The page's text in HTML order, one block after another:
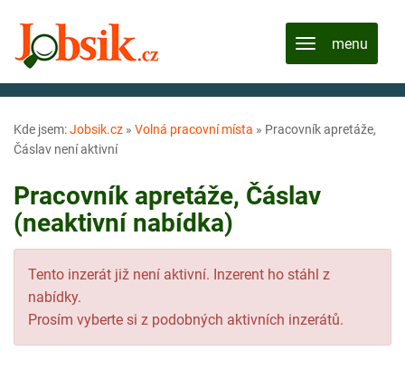
Kde jsem:Jobsik.cz » Volná pracovní místa » Pracovník apretáže,
Čáslav není aktivní
Pracovník apretáže, Čáslav
(neaktivní nabídka)
Tento inzerát již není aktivní. Inzerent ho stáhl z
nabídky.
Prosím vyberte si z podobných aktivních inzerátů.